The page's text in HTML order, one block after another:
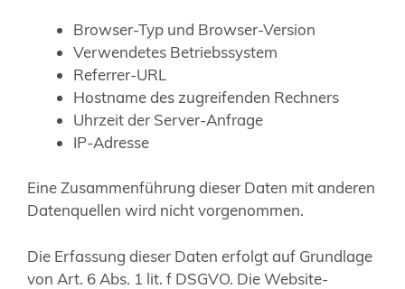
Browser-Typ und Browser-Version
Verwendetes Betriebssystem
Referrer-URL
Hostname des zugreifenden Rechners
Uhrzeit der Server-Anfrage
IP-Adresse
Eine Zusammenführung dieser Daten mit anderen
Datenquellen wird nicht vorgenommen.
Die Erfassung dieser Daten erfolgt auf Grundlage
von Art. 6 Abs. 1 lit. f DSGVO. Die Website-